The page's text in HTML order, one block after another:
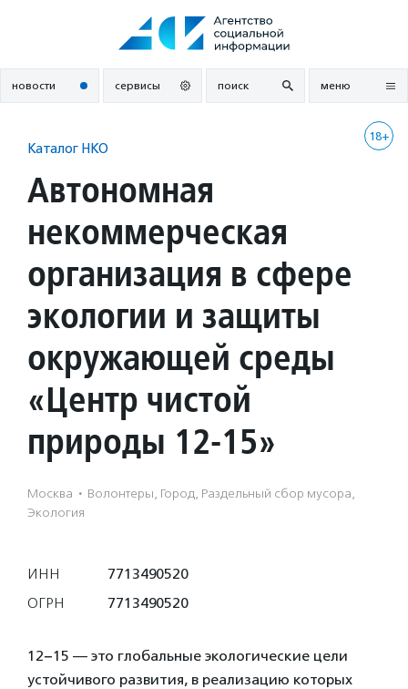
новости сервисы поиск меню
18+
Каталог НКО
Автономная
некоммерческая
организация в сфере
экологии и защиты
окружающей среды
«Центр чистой
природы 12-15»
Москва · Волонтеры, Город, Раздельный сбор мусора,
Экология
ИНН
7713490520
ОГРН
7713490520
12−15 — это глобальные экологические цели
устойчивого развития, в реализацию которых